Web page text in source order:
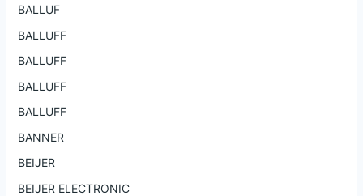
BALLUF
BALLUFF
BALLUFF
BALLUFF
BALLUFF
BANNER
BEIJER
BEIJER ELECTRONIC